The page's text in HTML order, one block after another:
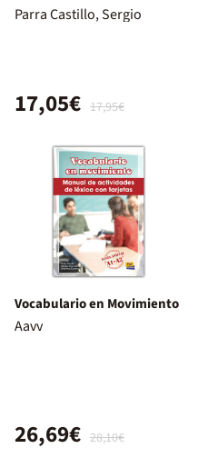
Parra Castillo, Sergio
17,95€
17,05€
Vocabulario en Movimiento
Aavv
28,10€
26,69€